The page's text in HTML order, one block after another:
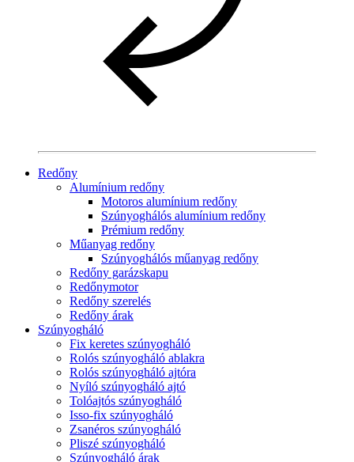
Redőny
Alumínium redőny
Motoros alumínium redőny
Szúnyoghálós alumínium redőny
Prémium redőny
Műanyag redőny
Szúnyoghálós műanyag redőny
Redőny garázskapu
Redőnymotor
Redőny szerelés
Redőny árak
Szúnyogháló
Fix keretes szúnyogháló
Rolós szúnyogháló ablakra
Rolós szúnyogháló ajtóra
Nyíló szúnyogháló ajtó
Tolóajtós szúnyogháló
Isso-fix szúnyogháló
Zsanéros szúnyogháló
Pliszé szúnyogháló
Szúnyogháló árak